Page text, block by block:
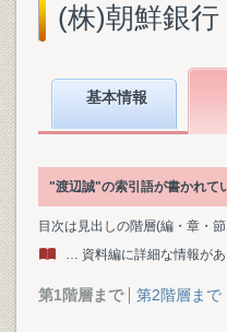
(株)朝鮮銀
基本情報
"渡辺誠"の索引語が書かれて
目次は見出しの階層(編・章・
… 資料編に詳細な情報があ
第1階層まで 第2階層まで